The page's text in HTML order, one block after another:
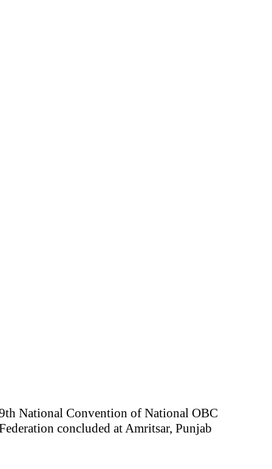
National Convention of National OBC
concluded at Amritsar, Punjab